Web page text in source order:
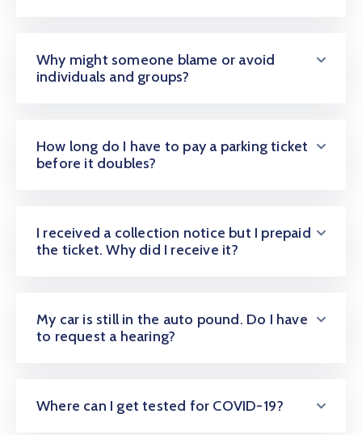
Why might someone blame or avoid
individuals and groups?
How long do I have to pay a parking ticket
before it doubles?
I received a collection notice but I prepaid
the ticket. Why did I receive it?
My car is still in the auto pound. Do I have
to request a hearing?
Where can I get tested for COVID-19?